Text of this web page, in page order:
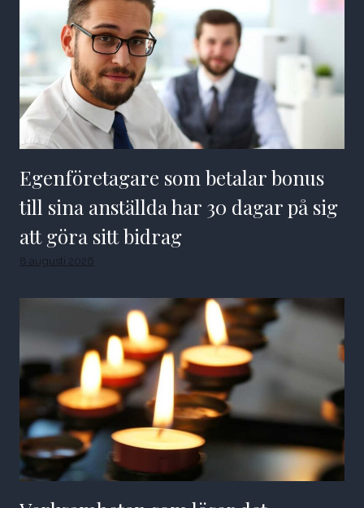
Egenföretagare som betalar bonus
till sina anställda har 30 dagar på sig
att göra sitt bidrag
8 augusti 2026